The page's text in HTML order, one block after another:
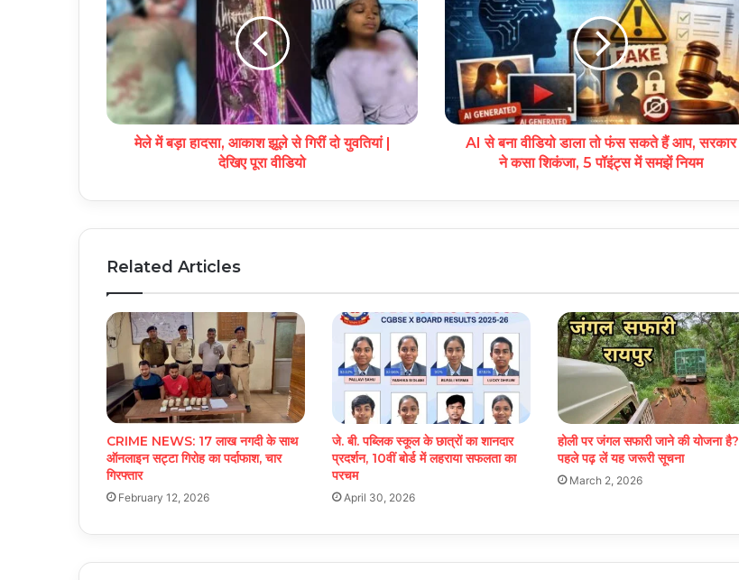
मेले में बड़ा हादसा, आकाश झूले से गिरीं दो युवतियां |
देखिए पूरा वीडियो
AI से बना वीडियो डाला तो फंस सकते हैं आप, सरकार
ने कसा शिकंजा, 5 पॉइंट्स में समझें नियम
Related Articles
CRIME NEWS: 17 लाख नगदी के साथ
ऑनलाइन सट्टा गिरोह का पर्दाफाश, चार
गिरफ्तार
February 12, 2026
जे. बी. पब्लिक स्कूल के छात्रों का शानदार
प्रदर्शन, 10वीं बोर्ड में लहराया सफलता का
परचम
April 30, 2026
होली पर जंगल सफारी जाने की योजना है?
पहले पढ़ लें यह जरूरी सूचना
March 2, 2026